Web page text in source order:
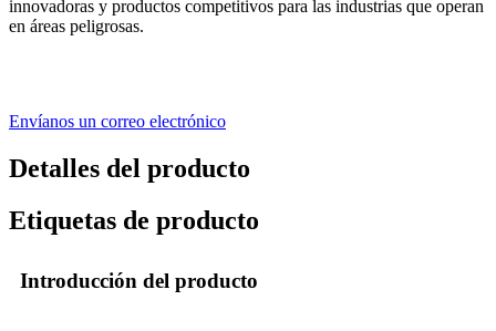
innovadoras y productos competitivos para las industrias que operan
en áreas peligrosas.
Envíanos un correo electrónico
Detalles del producto
Etiquetas de producto
Introducción del producto